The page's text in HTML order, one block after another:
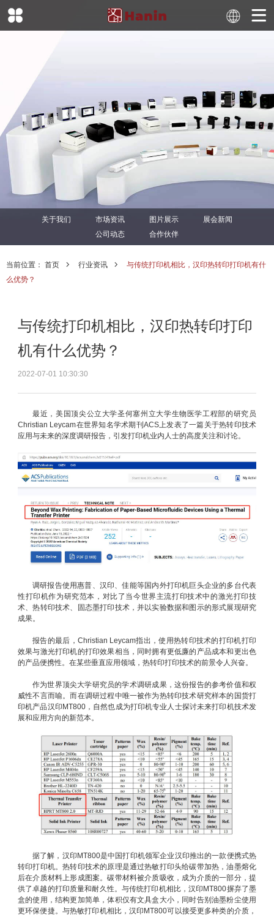
关于我们 市场资讯 图片展示
展会新闻
公司动态
合作伙伴
当前位置： 首页 行业资讯
与传统打印机相比，汉印热转印打印机有什
么优势？
与传统打印机相比，汉印热转印打印
机有什么优势？
2022-07-01 10:30:30
最近，美国顶尖公立大学圣何塞州立大学生物医学工程部的研究员
Christian Leycam在世界知名学术期刊ACS上发表了一篇关于热转印技术
应用与未来的深度调研报告，引发打印机业内人士的高度关注和讨论。
调研报告使用惠普、汉印、佳能等国内外打印机巨头企业的多台代表
性打印机作为研究范本，对比了当今世界主流打印技术中的激光打印技
术、热转印技术、固态墨打印技术，并以实验数据和图示的形式展现研究
成果。
报告的最后，Christian Leycam指出，使用热转印技术的打印机打印
效果与激光打印机的打印效果相当，同时拥有更低廉的产品成本和更出色
的产品便携性。在某些垂直应用领域，热转印打印技术的前景令人兴奋。
作为世界顶尖大学研究员的学术调研成果，这份报告的参考价值和权
威性不言而喻。而在调研过程中唯一被作为热转印技术研究样本的国货打
印机产品汉印MT800，自然也成为打印机专业人士探讨未来打印机技术发
展和应用方向的新范本。
据了解，汉印MT800是中国打印机领军企业汉印推出的一款便携式热
转印打印机。热转印技术的原理是通过热敏打印头给碳带加热，油墨熔化
后在介质材料上形成图案。碳带材料被介质吸收，成为介质的一部分，提
供了卓越的打印质量和耐久性。与传统打印机相比，汉印MT800摒弃了墨
盒的使用，结构更加简单，体积仅有文具盒大小，同时告别油墨粉尘使用
更环保便捷。与热敏打印机相比，汉印MT800可以接受更多种类的介质，